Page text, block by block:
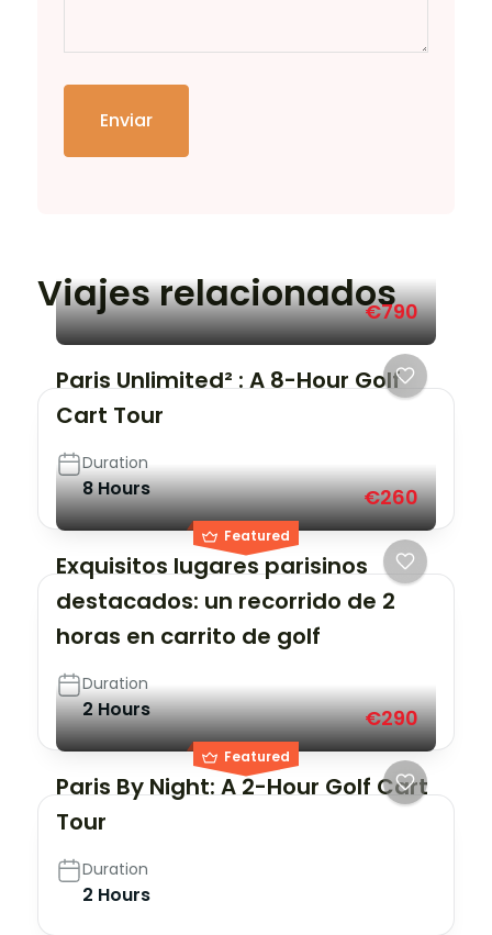
Enviar
Viajes relacionados
€790
Paris Unlimited² : A 8-Hour Golf
Cart Tour
Duration
8 Hours
Featured
€260
Exquisitos lugares parisinos
destacados: un recorrido de 2
horas en carrito de golf
Duration
2 Hours
Featured
€290
Paris By Night: A 2-Hour Golf Cart
Tour
Duration
2 Hours